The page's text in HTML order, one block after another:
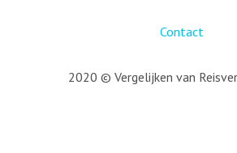
Contact
2020 © Vergelijken van